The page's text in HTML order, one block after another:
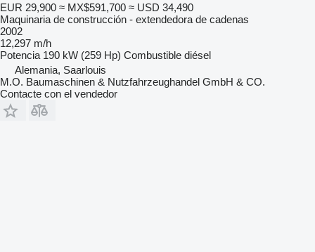
EUR 29,900 ≈ MX$591,700 ≈ USD 34,490
Maquinaria de construcción - extendedora de cadenas
2002
12,297 m/h
Potencia 190 kW (259 Hp) Combustible diésel
Alemania, Saarlouis
M.O. Baumaschinen & Nutzfahrzeughandel GmbH & CO.
Contacte con el vendedor